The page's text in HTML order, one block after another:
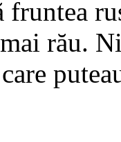
fruntea
rău.